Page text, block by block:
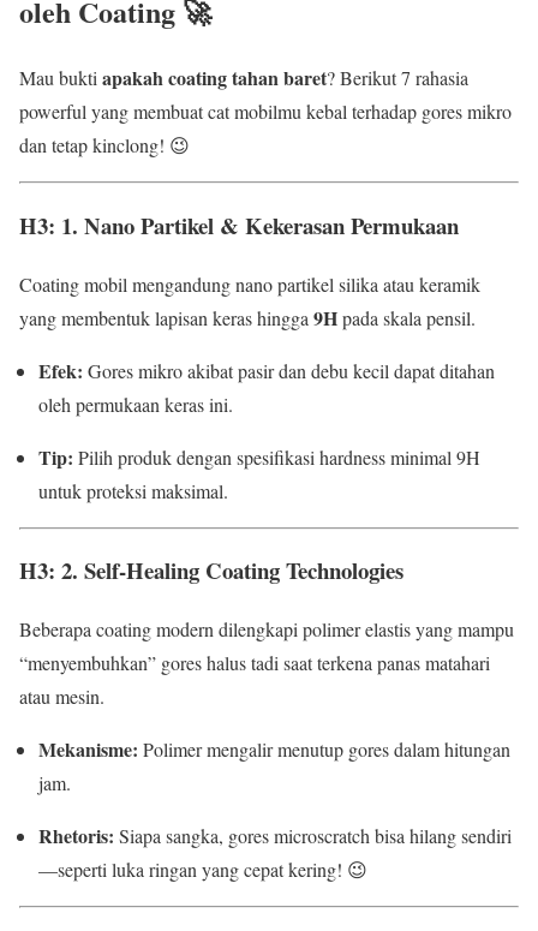
oleh Coating 🚀
Mau bukti apakah coating tahan baret? Berikut 7 rahasia
powerful yang membuat cat mobilmu kebal terhadap gores mikro
dan tetap kinclong! 😉
H3: 1. Nano Partikel & Kekerasan Permukaan
Coating mobil mengandung nano partikel silika atau keramik
yang membentuk lapisan keras hingga 9Hpada skala pensil.
Efek: Gores mikro akibat pasir dan debu kecil dapat ditahan
oleh permukaan keras ini.
Tip: Pilih produk dengan spesifikasi hardness minimal 9H
untuk proteksi maksimal.
H3: 2. Self-Healing Coating Technologies
Beberapa coating modern dilengkapi polimer elastis yang mampu
“menyembuhkan” gores halus tadi saat terkena panas matahari
atau mesin.
Mekanisme: Polimer mengalir menutup gores dalam hitungan
jam.
Rhetoris: Siapa sangka, gores microscratch bisa hilang sendiri
—seperti luka ringan yang cepat kering! 😉